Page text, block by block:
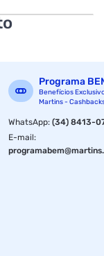
Programa
Benefícios
Martins -
WhatsApp:(34) 8413-
E-mail: